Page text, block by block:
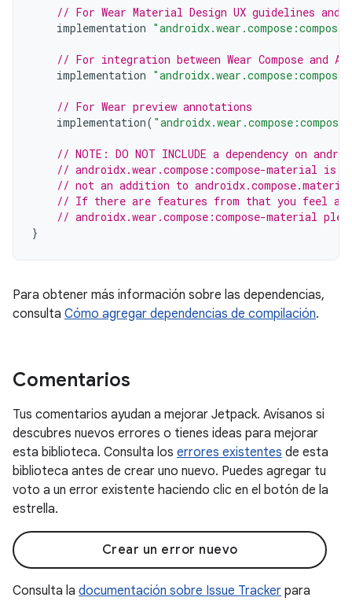
// For Wear Material Design UX guidelines and
implementation
// For integration between Wear Compose and
implementation
// For Wear preview annotations
implementation(
// NOTE: DO NOT INCLUDE a dependency on
// androidx.wear.compose:compose-material is
// not an addition to
// If there are features from that you feel are
// androidx.wear.compose:compose-material
}
Para obtener más información sobre las dependencias,
consulta Cómo agregar dependencias de compilación.
Comentarios
Tus comentarios ayudan a mejorar Jetpack. Avísanos si
descubres nuevos errores o tienes ideas para mejorar
esta biblioteca. Consulta los errores existentes de esta
biblioteca antes de crear uno nuevo. Puedes agregar tu
voto a un error existente haciendo clic en el botón de la
estrella.
Crear un error nuevo
Consulta la documentación sobre Issue Tracker para